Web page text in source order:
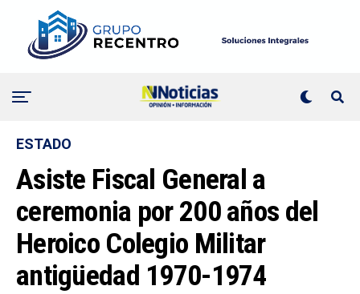
ESTADO
Asiste Fiscal General a
ceremonia por 200 años del
Heroico Colegio Militar
antigüedad 1970-1974